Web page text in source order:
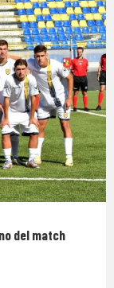
del match